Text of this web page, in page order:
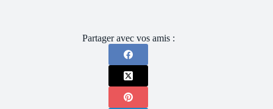
Partager avec vos amis :